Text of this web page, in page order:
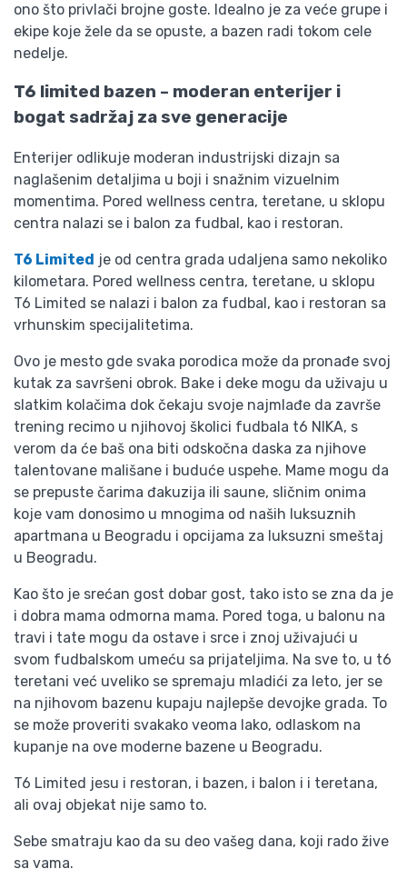
ono što privlači brojne goste. Idealno je za veće grupe i
ekipe koje žele da se opuste, a bazen radi tokom cele
nedelje.
T6 limited bazen – moderan enterijer i
bogat sadržaj za sve generacije
Enterijer odlikuje moderan industrijski dizajn sa
naglašenim detaljima u boji i snažnim vizuelnim
momentima. Pored wellness centra, teretane, u sklopu
centra nalazi se i balon za fudbal, kao i restoran.
T6 Limited je od centra grada udaljena samo nekoliko
kilometara. Pored wellness centra, teretane, u sklopu
T6 Limited se nalazi i balon za fudbal, kao i restoran sa
vrhunskim specijalitetima.
Ovo je mesto gde svaka porodica može da pronađe svoj
kutak za savršeni obrok. Bake i deke mogu da uživaju u
slatkim kolačima dok čekaju svoje najmlađe da završe
trening recimo u njihovoj školici fudbala t6 NIKA, s
verom da će baš ona biti odskočna daska za njihove
talentovane mališane i buduće uspehe. Mame mogu da
se prepuste čarima đakuzija ili saune, sličnim onima
koje vam donosimo u mnogima od naših luksuznih
apartmana u Beogradu i opcijama za luksuzni smeštaj
u Beogradu.
Kao što je srećan gost dobar gost, tako isto se zna da je
i dobra mama odmorna mama. Pored toga, u balonu na
travi i tate mogu da ostave i srce i znoj uživajući u
svom fudbalskom umeću sa prijateljima. Na sve to, u t6
teretani već uveliko se spremaju mladići za leto, jer se
na njihovom bazenu kupaju najlepše devojke grada. To
se može proveriti svakako veoma lako, odlaskom na
kupanje na ove moderne bazene u Beogradu.
T6 Limited jesu i restoran, i bazen, i balon i i teretana,
ali ovaj objekat nije samo to.
Sebe smatraju kao da su deo vašeg dana, koji rado žive
sa vama.